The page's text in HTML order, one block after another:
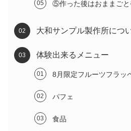
⑤作った後はおままごと
大和サンプル製作所につ
体験出来るメニュー
8月限定フルーツフラッ
パフェ
食品